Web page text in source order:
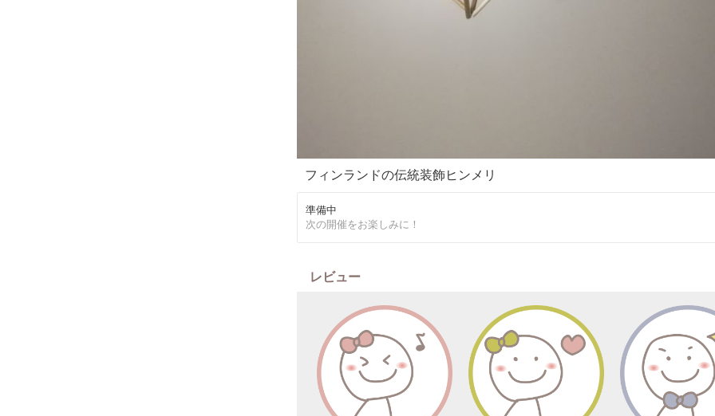
フィンランドの伝統装飾ヒンメリ
準備中
次の開催をお楽しみに！
レビュー